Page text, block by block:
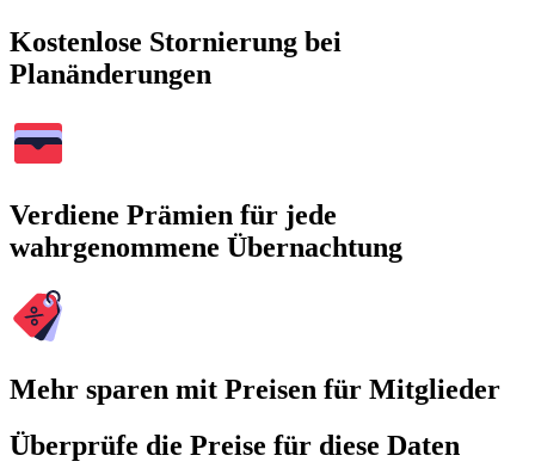
Kostenlose Stornierung bei
Planänderungen
Verdiene Prämien für jede
wahrgenommene Übernachtung
Mehr sparen mit Preisen für Mitglieder
Überprüfe die Preise für diese Daten